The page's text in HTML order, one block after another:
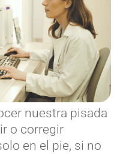
nuestra pisada
o corregir
en el pie, si no